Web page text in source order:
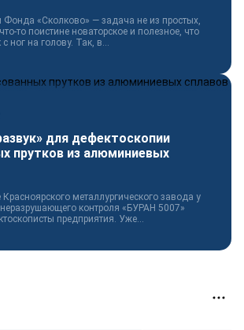
Фонда «Сколково» — задача не из простых,
то поистине новаторское и полезное, что
ног на голову. Так, в...
для дефектоскопии
прутков из алюминиевых
металлургического завода у
контроля «БУРАН 5007»
предприятия. Уже...